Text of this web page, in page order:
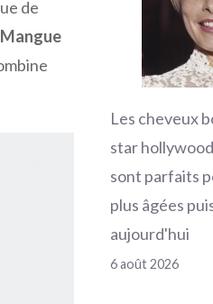
de
Mangue
Les cheveux
star
sont parfaits
plus âgées
aujourd'hui
6 août 2026